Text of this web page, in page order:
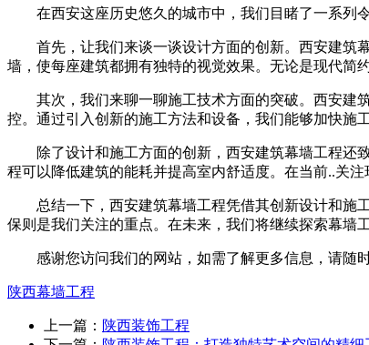
在西安这座历史悠久的城市中，我们目睹了一系列
首先，让我们来谈一谈设计方面的创新。西安建筑
墙，使每座建筑都拥有独特的视觉效果。无论是现代简
其次，我们来聊一聊施工技术方面的突破。西安建
控。通过引入创新的施工方法和设备，我们能够加快施
除了设计和施工方面的创新，西安建筑幕墙工程还
程可以降低建筑的能耗并提高室内舒适度。在当前..关
总结一下，西安建筑幕墙工程凭借其创新设计和施
保则是我们关注的重点。在未来，我们将继续探索幕墙
感谢您访问我们的网站，如需了解更多信息，请随
陕西幕墙工程
上一篇： 陕西装饰工程